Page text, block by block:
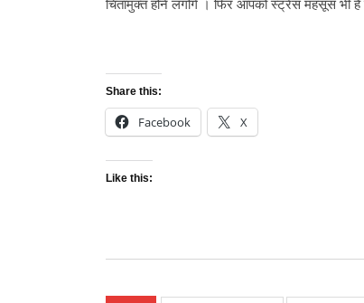
चिंतामुक्त होने लगोगे । फिर आपको स्ट्रेस महसूस भी है
Share this:
Facebook X
Like this: